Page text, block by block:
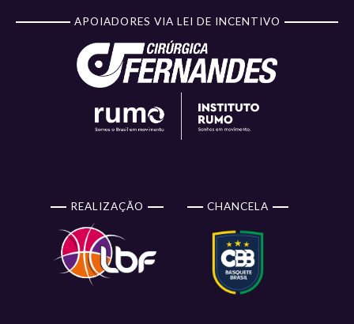
APOIADORES VIA LEI DE INCENTIVO
REALIZAÇÃO CHANCELA